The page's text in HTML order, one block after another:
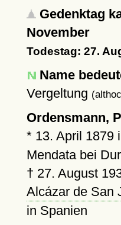
Gedenktag
November
Todestag: 27.
Name
Vergeltung
Ordensmann,
* 13. April 1879
Mendata bei
† 27. August
Alcázar de San
in Spanien